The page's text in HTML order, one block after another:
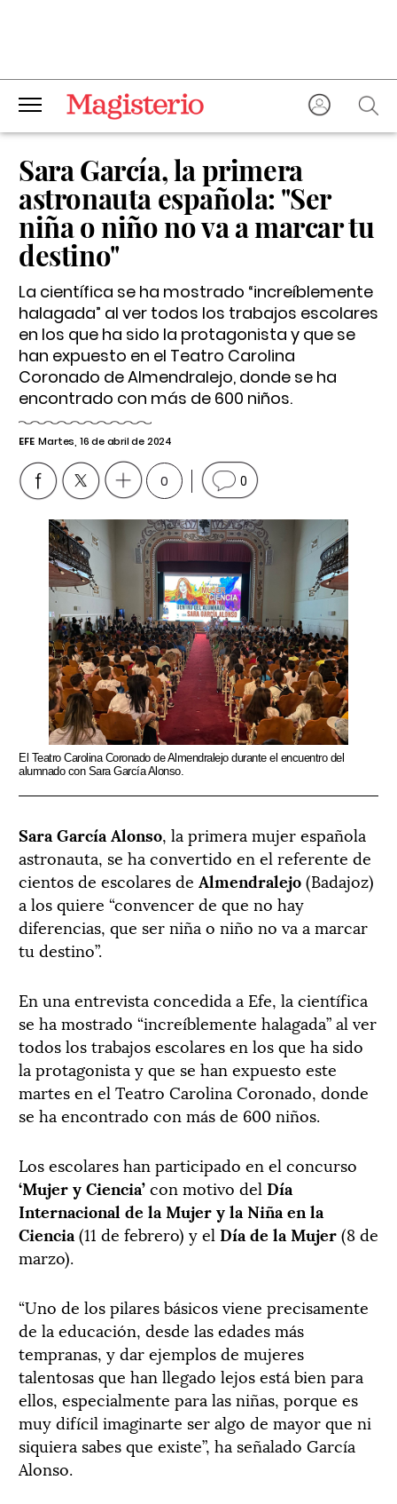
Sara García, la primera
astronauta española: "Ser
niña o niño no va a marcar tu
destino"
La científica se ha mostrado “increíblemente
halagada” al ver todos los trabajos escolares
en los que ha sido la protagonista y que se
han expuesto en el Teatro Carolina
Coronado de Almendralejo, donde se ha
encontrado con más de 600 niños.
EFE Martes, 16 de abril de 2024
0 0
El Teatro Carolina Coronado de Almendralejo durante el encuentro del
alumnado con Sara García Alonso.
Sara García Alonso, la primera mujer española
astronauta, se ha convertido en el referente de
cientos de escolares de Almendralejo(Badajoz)
a los quiere “convencer de que no hay
diferencias, que ser niña o niño no va a marcar
tu destino”.
En una entrevista concedida a Efe, la científica
se ha mostrado “increíblemente halagada” al ver
todos los trabajos escolares en los que ha sido
la protagonista y que se han expuesto este
martes en el Teatro Carolina Coronado, donde
se ha encontrado con más de 600 niños.
Los escolares han participado en el concurso
‘Mujer y Ciencia’con motivo del Día
Internacional de la Mujer y la Niña en la
Ciencia (11 de febrero) y el Día de la Mujer(8 de
marzo).
“Uno de los pilares básicos viene precisamente
de la educación, desde las edades más
tempranas, y dar ejemplos de mujeres
talentosas que han llegado lejos está bien para
ellos, especialmente para las niñas, porque es
muy difícil imaginarte ser algo de mayor que ni
siquiera sabes que existe”, ha señalado García
Alonso.